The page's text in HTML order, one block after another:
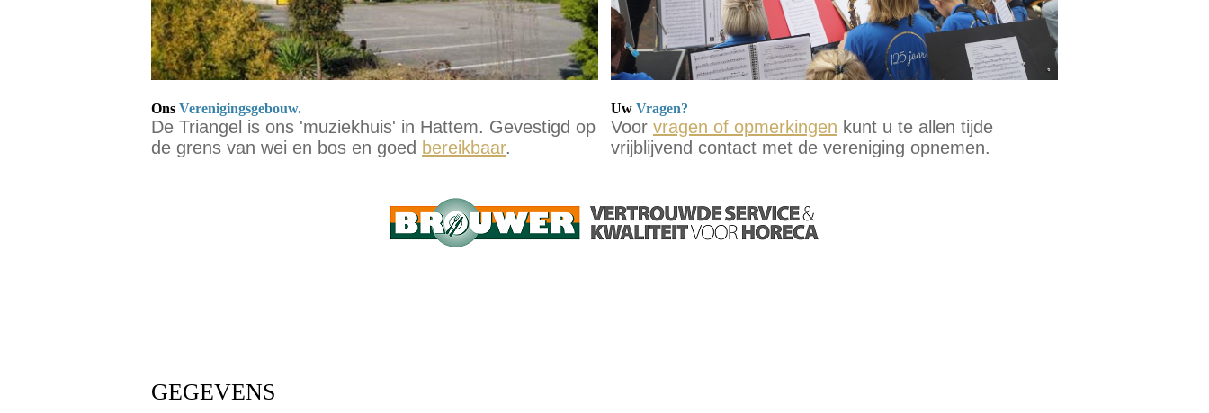
Ons Verenigingsgebouw.
De Triangel is ons 'muziekhuis' in Hattem. Gevestigd op
de grens van wei en bos en goed bereikbaar.
Uw Vragen?
Voor vragen of opmerkingen kunt u te allen tijde
vrijblijvend contact met de vereniging opnemen.
GEGEVENS